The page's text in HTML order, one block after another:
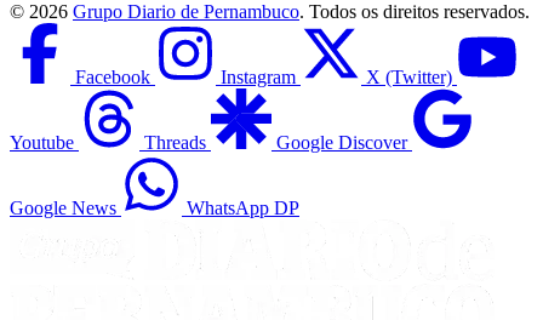
© 2026 Grupo Diario de Pernambuco. Todos os direitos reservados.
Facebook Instagram X (Twitter)
Youtube Threads Google Discover
Google News WhatsApp DP